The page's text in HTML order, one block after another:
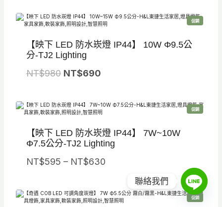
,
5
。
7
。
價
格
：
N
T
2
。
價
格
：
T
7
。
促銷特
價
【映下 LED 防水崁燈 IP44】 10W Φ9.5公
分-TJ2 Lighting
NT$980 原
價
格
：
N
8
NT$690目
價
格
：
N
T
9
促銷特
價
【映下 LED 防水崁燈 IP44】 7W~10W
Φ7.5公分-TJ2 Lighting
NT$595 – NT$630價
範
圍
促銷特
價
聯絡我們